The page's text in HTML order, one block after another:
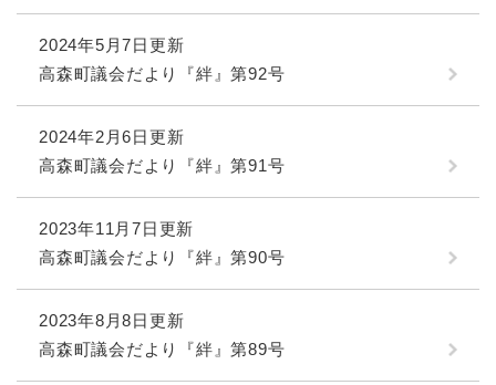
2024年5月7日更新
高森町議会だより『絆』第92号
2024年2月6日更新
高森町議会だより『絆』第91号
2023年11月7日更新
高森町議会だより『絆』第90号
2023年8月8日更新
高森町議会だより『絆』第89号